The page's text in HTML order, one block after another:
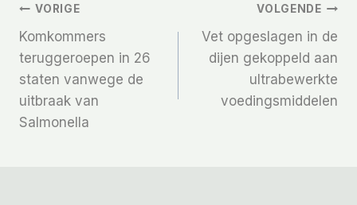
Bericht
Navigatie
VORIGE
Komkommers
teruggeroepen in 26
staten vanwege de
uitbraak van
Salmonella
VOLGENDE
Vet opgeslagen in de
dijen gekoppeld aan
ultrabewerkte
voedingsmiddelen